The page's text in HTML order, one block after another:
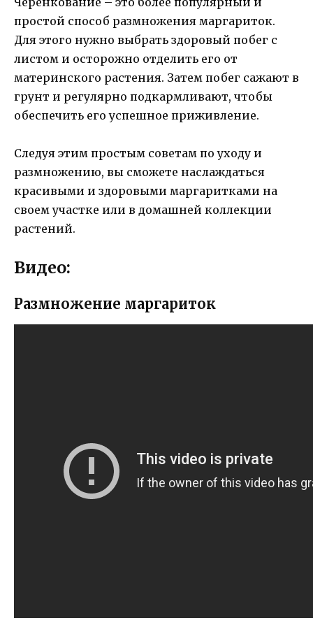
простой способ размножения маргариток.
Для этого нужно выбрать здоровый побег с
листом и осторожно отделить его от
материнского растения. Затем побег сажают в
грунт и регулярно подкармливают, чтобы
обеспечить его успешное приживление.
Следуя этим простым советам по уходу и
размножению, вы сможете наслаждаться
красивыми и здоровыми маргаритками на
своем участке или в домашней коллекции
растений.
Видео:
Размножение маргариток